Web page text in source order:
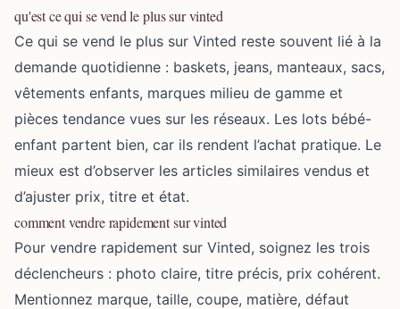
qu'est ce qui se vend le plus sur vinted
Ce qui se vend le plus sur Vinted reste souvent lié à la
demande quotidienne : baskets, jeans, manteaux, sacs,
vêtements enfants, marques milieu de gamme et
pièces tendance vues sur les réseaux. Les lots bébé-
enfant partent bien, car ils rendent l’achat pratique. Le
mieux est d’observer les articles similaires vendus et
d’ajuster prix, titre et état.
comment vendre rapidement sur vinted
Pour vendre rapidement sur Vinted, soignez les trois
déclencheurs : photo claire, titre précis, prix cohérent.
Mentionnez marque, taille, coupe, matière, défaut